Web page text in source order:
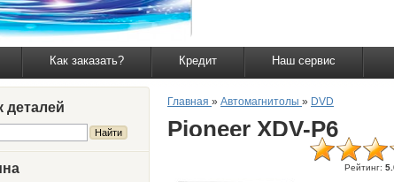
Как заказать? Кредит Наш сервис
деталей Главная » Автомагнитолы » DVD
Pioneer XDV-P6
Рейтинг: